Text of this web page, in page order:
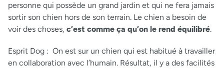
personne qui possède un grand jardin et qui ne fera jamais
sortir son chien hors de son terrain. Le chien a besoin de
voir des choses, c’est comme ça qu’on le rend équilibré.
Esprit Dog : On est sur un chien qui est habitué à travailler
en collaboration avec l’humain. Résultat, il y a des facilités